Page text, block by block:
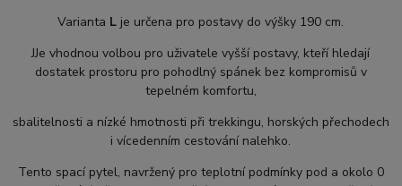
Varianta L je určena pro postavy do výšky 190 cm.
JJe vhodnou volbou pro uživatele vyšší postavy, kteří hledají
dostatek prostoru pro pohodlný spánek bez kompromisů v
tepelném komfortu,
sbalitelnosti a nízké hmotnosti při trekkingu, horských přechodech
i vícedenním cestování nalehko.
Tento spací pytel, navržený pro teplotní podmínky pod a okolo 0